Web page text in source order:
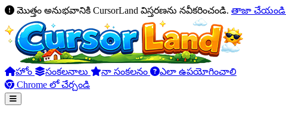
మొత్తం అనుభవానికి CursorLand విస్తరణను నవీకరించండి. తాజా చేయండి
హోం సంకలనాలు నా సంకలనం
ఎలా ఉపయోగించాలి
Chrome లో చేర్చండి